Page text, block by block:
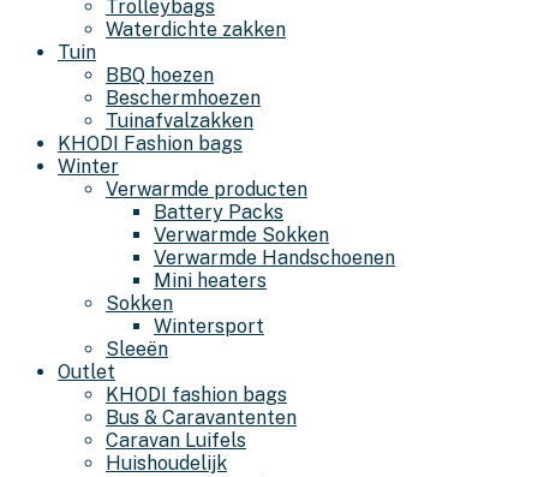
Trolleybags
Waterdichte zakken
Tuin
BBQ hoezen
Beschermhoezen
Tuinafvalzakken
KHODI Fashion bags
Winter
Verwarmde producten
Battery Packs
Verwarmde Sokken
Verwarmde Handschoenen
Mini heaters
Sokken
Wintersport
Sleeën
Outlet
KHODI fashion bags
Bus & Caravantenten
Caravan Luifels
Huishoudelijk